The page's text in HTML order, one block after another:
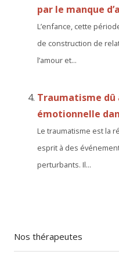
par le manque
L’enfance, cette
de construction de
l’amour et...
Traumatisme dû
émotionnelle
Le traumatisme est la
esprit à des
perturbants. Il...
Nos thérapeutes